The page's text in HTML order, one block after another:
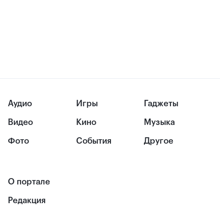
Аудио
Видео
Фото
Игры
Кино
События
Гаджеты
Музыка
Другое
О портале
Редакция